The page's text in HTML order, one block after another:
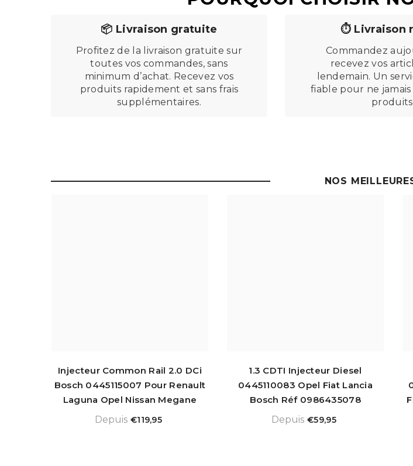
📦 Livraison gratuite
Profitez de la livraison gratuite sur
toutes vos commandes, sans
minimum d’achat. Recevez vos
produits rapidement et sans frais
supplémentaires.
⏱️ Livraison
Commandez
recevez vos
lendemain. Un
fiable pour ne
NOS
Injecteur Common Rail 2.0 DCi
Bosch 0445115007 Pour Renault
Laguna Opel Nissan Megane
Depuis €119,95
1.3 CDTI Injecteur Diesel
0445110083 Opel Fiat Lancia
Bosch Réf 0986435078
Depuis €59,95